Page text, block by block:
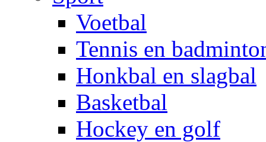
Voetbal
Tennis en
Honkbal en slagbal
Basketbal
Hockey en golf